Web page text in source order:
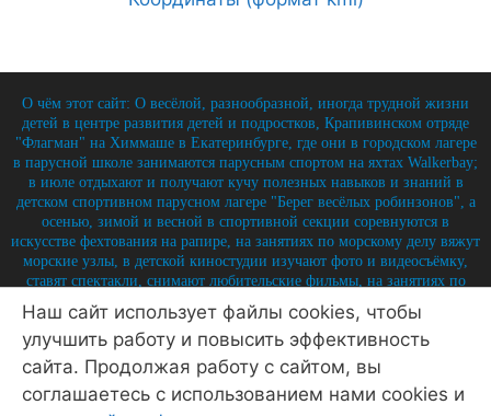
О чём этот сайт: О весёлой, разнообразной, иногда трудной жизни
детей в центре развития детей и подростков, Крапивинском отряде
"Флагман" на Химмаше в Екатеринбурге, где они в городском лагере
в парусной школе занимаются парусным спортом на яхтах Walkerbay;
в июле отдыхают и получают кучу полезных навыков и знаний в
детском спортивном парусном лагере "Берег весёлых робинзонов", а
осенью, зимой и весной в спортивной секции соревнуются в
искусстве фехтования на рапире, на занятиях по морскому делу вяжут
морские узлы, в детской киностудии изучают фото и видеосъёмку,
ставят спектакли, снимают любительские фильмы, на занятиях по
истории углубляют свои знания по историю России и флота, и
круглый год на занятиях по детской журналистике практикуются в
написании заметок, репортажей, интервью, выпуская стен-газету и
выкладывая лучшие материалы на отрядный сайт.
© 2026 Крапивинский отряд Флагман - детский центр
Наш сайт использует файлы cookies, чтобы
улучшить работу и повысить эффективность
сайта. Продолжая работу с сайтом, вы
соглашаетесь с использованием нами cookies и